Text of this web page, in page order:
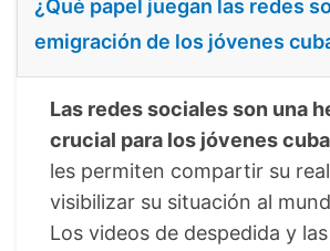
¿Qué papel juegan las redes
emigración de los jóvenes
Las redes sociales son una
crucial para los jóvenes
les permiten compartir su
visibilizar su situación al
Los videos de despedida y